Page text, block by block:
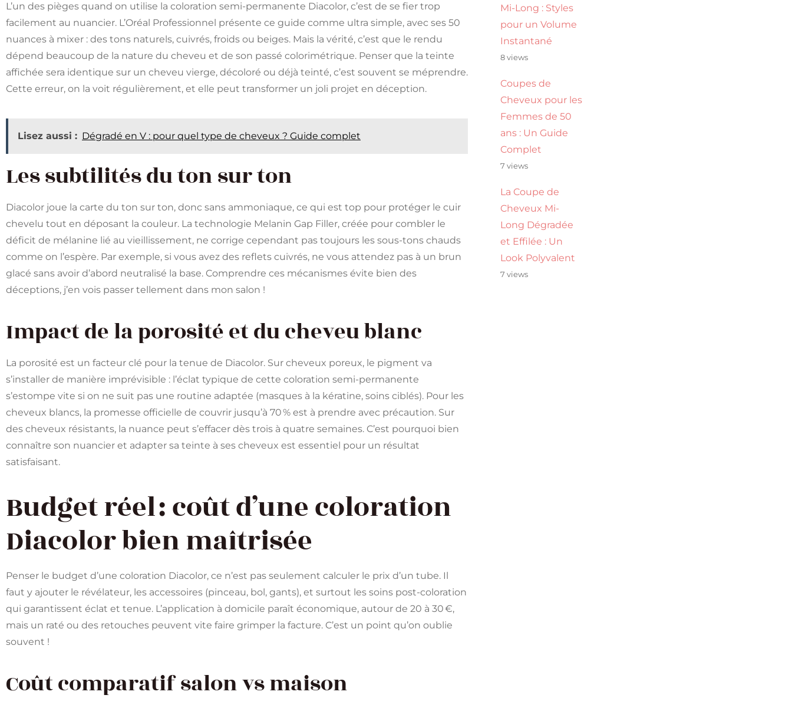
L’un des pièges quand on utilise la coloration semi-permanente Diacolor, c’est de se fier trop
facilement au nuancier. L’Oréal Professionnel présente ce guide comme ultra simple, avec ses 50
nuances à mixer : des tons naturels, cuivrés, froids ou beiges. Mais la vérité, c’est que le rendu
dépend beaucoup de la nature du cheveu et de son passé colorimétrique. Penser que la teinte
affichée sera identique sur un cheveu vierge, décoloré ou déjà teinté, c’est souvent se méprendre.
Cette erreur, on la voit régulièrement, et elle peut transformer un joli projet en déception.
Lisez aussi : Dégradé en V : pour quel type de cheveux ? Guide complet
Les subtilités du ton sur ton
Diacolor joue la carte du ton sur ton, donc sans ammoniaque, ce qui est top pour protéger le cuir
chevelu tout en déposant la couleur. La technologie Melanin Gap Filler, créée pour combler le
déficit de mélanine lié au vieillissement, ne corrige cependant pas toujours les sous-tons chauds
comme on l’espère. Par exemple, si vous avez des reflets cuivrés, ne vous attendez pas à un brun
glacé sans avoir d’abord neutralisé la base. Comprendre ces mécanismes évite bien des
déceptions, j’en vois passer tellement dans mon salon !
Impact de la porosité et du cheveu blanc
La porosité est un facteur clé pour la tenue de Diacolor. Sur cheveux poreux, le pigment va
s’installer de manière imprévisible : l’éclat typique de cette coloration semi-permanente
s’estompe vite si on ne suit pas une routine adaptée (masques à la kératine, soins ciblés). Pour les
cheveux blancs, la promesse officielle de couvrir jusqu’à 70 % est à prendre avec précaution. Sur
des cheveux résistants, la nuance peut s’effacer dès trois à quatre semaines. C’est pourquoi bien
connaître son nuancier et adapter sa teinte à ses cheveux est essentiel pour un résultat
satisfaisant.
Budget réel : coût d’une coloration
Diacolor bien maîtrisée
Penser le budget d’une coloration Diacolor, ce n’est pas seulement calculer le prix d’un tube. Il
faut y ajouter le révélateur, les accessoires (pinceau, bol, gants), et surtout les soins post-coloration
qui garantissent éclat et tenue. L’application à domicile paraît économique, autour de 20 à 30 €,
mais un raté ou des retouches peuvent vite faire grimper la facture. C’est un point qu’on oublie
souvent !
Coût comparatif salon vs maison
Mi-Long : Styles
pour un Volume
Instantané
8 views
Coupes de
Cheveux pour les
Femmes de 50
ans : Un Guide
Complet
7 views
La Coupe de
Cheveux Mi-
Long Dégradée
et Effilée : Un
Look Polyvalent
7 views